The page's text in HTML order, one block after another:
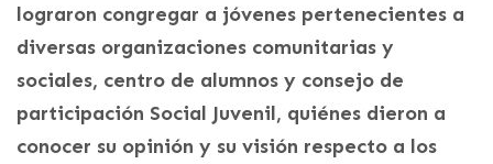
lograron congregar a jóvenes pertenecientes a
diversas organizaciones comunitarias y
sociales, centro de alumnos y consejo de
participación Social Juvenil, quiénes dieron a
conocer su opinión y su visión respecto a los